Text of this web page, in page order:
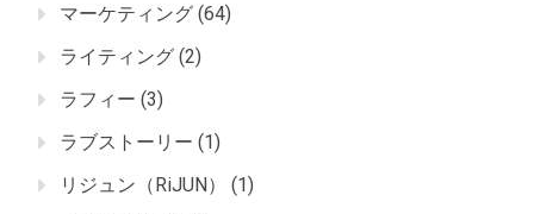
マーケティング (64)
ライティング (2)
ラフィー (3)
ラブストーリー (1)
リジュン（RiJUN）
(1)